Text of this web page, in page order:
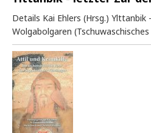
Details Kai Ehlers (Hrsg.)
Wolgabolgaren (Tschuwaschisches